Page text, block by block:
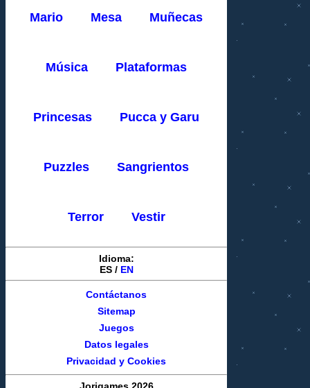
Mario Mesa Muñecas
Música Plataformas
Princesas Pucca y Garu
Puzzles Sangrientos
Terror Vestir
Idioma:
ES / EN
Contáctanos
Sitemap
Juegos
Datos legales
Privacidad y Cookies
Jorigames 2026